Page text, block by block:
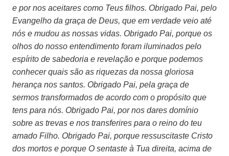
e por nos aceitares como Teus filhos. Obrigado Pai, pelo
Evangelho da graça de Deus, que em verdade veio até
nós e mudou as nossas vidas. Obrigado Pai, porque os
olhos do nosso entendimento foram iluminados pelo
espírito de sabedoria e revelação e porque podemos
conhecer quais são as riquezas da nossa gloriosa
herança nos santos. Obrigado Pai, pela graça de
sermos transformados de acordo com o propósito que
tens para nós. Obrigado Pai, por nos dares domínio
sobre as trevas e nos transferires para o reino do teu
amado Filho. Obrigado Pai, porque ressuscitaste Cristo
dos mortos e porque O sentaste à Tua direita, acima de